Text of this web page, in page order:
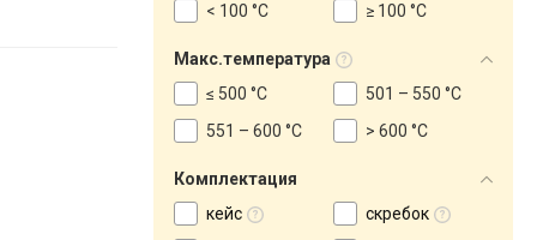
< 100 °C
≥ 100 °C
Макс.температура
≤ 500 °С
501 – 550 °С
551 – 600 °C
> 600 °C
Комплектация
кейс
скребок